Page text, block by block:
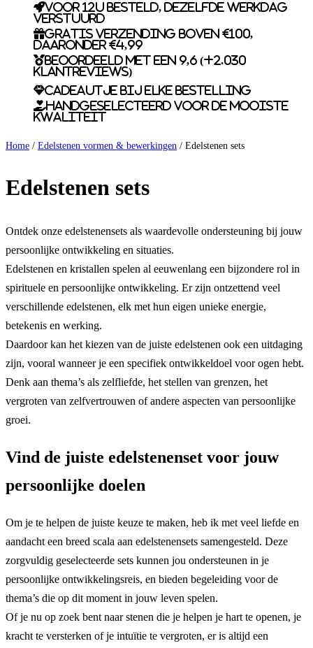
Voor 12u besteld, dezelfde werkdag
verstuurd
Gratis verzending boven €100,
daaronder €4,99
Beoordeeld met een 9,6 (+2.030
klantreviews)
Cadeautje bij elke bestelling
Handgeselecteerd voor de mooiste
kwaliteit
Home / Edelstenen vormen & bewerkingen / Edelstenen sets
Edelstenen sets
Ontdek onze edelstenensets als waardevolle ondersteuning bij jouw
persoonlijke ontwikkeling en situaties.
Edelstenen en kristallen spelen al eeuwenlang een bijzondere rol in
spirituele en persoonlijke ontwikkeling. Er zijn ontzettend veel
verschillende edelstenen, elk met hun eigen unieke energie,
betekenis en werking.
Daardoor kan het kiezen van de juiste edelstenen ook een uitdaging
zijn, vooral wanneer je een specifiek ontwikkeldoel voor ogen hebt.
Denk aan thema’s als zelfliefde, het stellen van grenzen, het
vergroten van zelfvertrouwen of andere aspecten van persoonlijke
groei.
Vind de juiste edelstenenset voor jouw
persoonlijke doelen
Om je te helpen de juiste keuze te maken, heb ik met veel liefde en
aandacht een breed scala aan edelstenensets samengesteld. Deze
zorgvuldig geselecteerde sets kunnen jou ondersteunen in je
persoonlijke ontwikkelingsreis, en bieden begeleiding voor de
thema’s die op dit moment in jouw leven spelen.
Of je nu op zoek bent naar stenen die je helpen je hart te openen, je
kracht te versterken of je intuïtie te vergroten, er is altijd een